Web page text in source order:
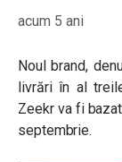
acum 5 ani
Noul brand,
livrări în al
Zeekr va fi
septembrie.